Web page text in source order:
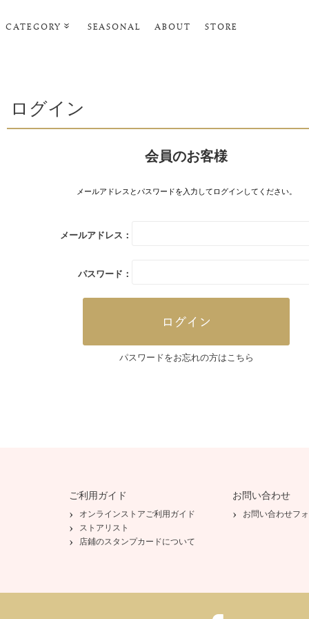
CATEGORY SEASONAL ABOUT STORE
ポーチ･トラベルグッズ
タオル・ヘアバンド
ログイン
会員のお客様
メールアドレスとパスワードを入力してログインしてください。
メールアドレス：
パスワード：
パスワードをお忘れの方はこちら
ご利用ガイド
オンラインストアご利用ガイド
ストアリスト
店鋪のスタンプカードについて
お問い合わせ
お問い合わせフ